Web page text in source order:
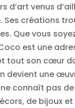
d’art venus
créations
Que vous
est une
tout son cœur
une
connaît pas
de bijoux